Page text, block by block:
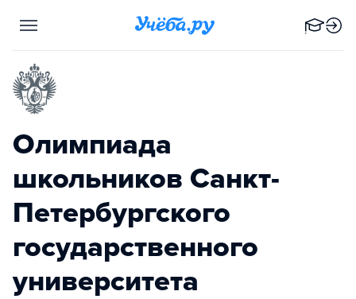
Олимпиада
школьников Санкт-
Петербургского
государственного
университета